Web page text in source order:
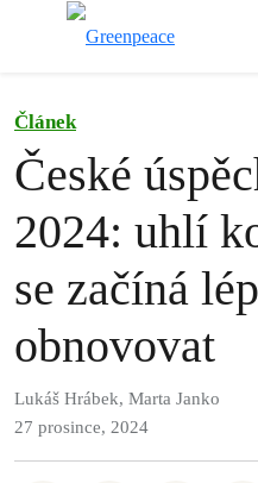
Článek
České
2024: uhlí
se začíná
obnovovat
Lukáš Hrábek, Marta Janko
27 prosince, 2024